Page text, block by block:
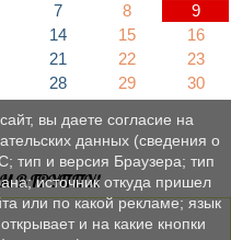
7 8
9
14 15
16
21 22
23
28 29
30
В ГРУППУ!
вы даете согласие на
данных (сведения о
тип и версия Браузера; тип
источник откуда пришел
или по какой рекламе; язык
и на какие кнопки